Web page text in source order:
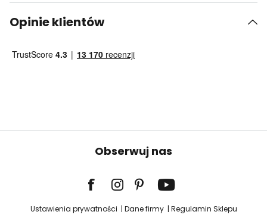
Opinie klientów
Obserwuj nas
Ustawienia prywatności Dane firmy Regulamin Sklepu